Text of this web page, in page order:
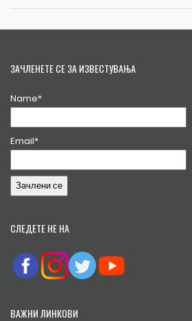
ЗАЧЛЕНЕТЕ СЕ ЗА ИЗВЕСТУВАЊА
Name*
Email*
СЛЕДЕТЕ НЕ НА
ВАЖНИ ЛИНКОВИ